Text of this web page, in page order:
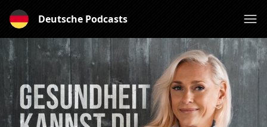
Deutsche Podcasts